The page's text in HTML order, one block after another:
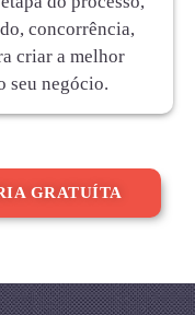
concorrência,
criar a melhor
seu negócio.
GRATUÍTA